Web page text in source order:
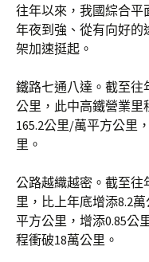
往年以來，我國綜合平
年夜到強、從有向好的
架加速挺起。
鐵路七通八達。截至往
公里，此中高鐵營業里
165.2公里/萬平方公里
里。
公路越織越密。截至往
里，比上年底增添8.2
平方公里，增添0.85公
程衝破18萬公里。